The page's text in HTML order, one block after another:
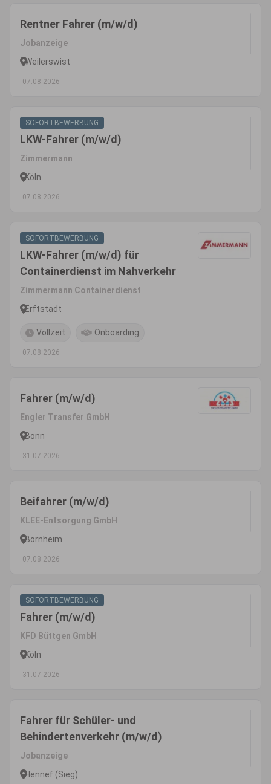
Rentner Fahrer (m/w/d)
Jobanzeige
Weilerswist
07.08.2026
SOFORTBEWERBUNG
LKW-Fahrer (m/w/d)
Zimmermann
Köln
07.08.2026
SOFORTBEWERBUNG
LKW-Fahrer (m/w/d) für
Containerdienst im Nahverkehr
Zimmermann Containerdienst
Erftstadt
Vollzeit Onboarding
07.08.2026
Fahrer (m/w/d)
Engler Transfer GmbH
Bonn
31.07.2026
Beifahrer (m/w/d)
KLEE-Entsorgung GmbH
Bornheim
07.08.2026
SOFORTBEWERBUNG
Fahrer (m/w/d)
KFD Büttgen GmbH
Köln
31.07.2026
Fahrer für Schüler- und
Behindertenverkehr (m/w/d)
Jobanzeige
Hennef (Sieg)